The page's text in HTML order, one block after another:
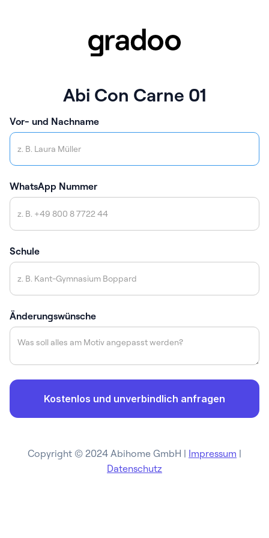
Abi Con Carne 01
Vor- und Nachname
WhatsApp Nummer
Schule
Änderungswünsche
Copyright © 2024 Abihome GmbH | Impressum |
Datenschutz